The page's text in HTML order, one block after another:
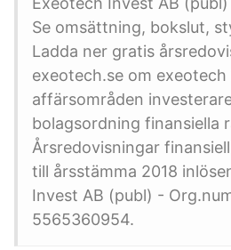
Se omsättning, bokslut,
Ladda ner gratis
exeotech.se om exeotech
affärsområden
bolagsordning finansiella
Årsredovisningar
till årsstämma 2018
Invest AB (publ) -
5565360954.